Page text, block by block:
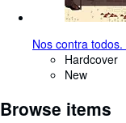
Nos contra
Hardcover
New
Browse items